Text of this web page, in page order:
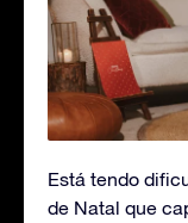
Está tendo
de Natal que